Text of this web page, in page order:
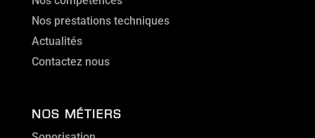
Nos prestations techniques
Actualités
Contactez nous
NOS MÉTIERS